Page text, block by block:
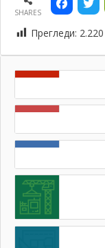
SHARES
Прегледи: 2.220